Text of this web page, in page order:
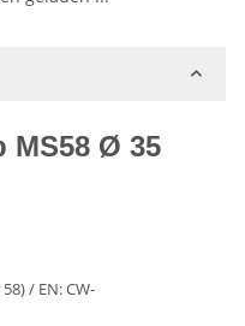
MS58 Ø 35
/ EN: CW-